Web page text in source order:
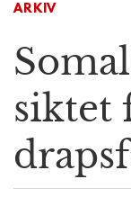
ARKIV
siktet